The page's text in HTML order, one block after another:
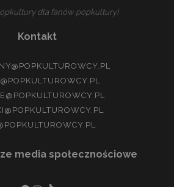
dla fanów popkultury!
Kontakt
media społecznościowe